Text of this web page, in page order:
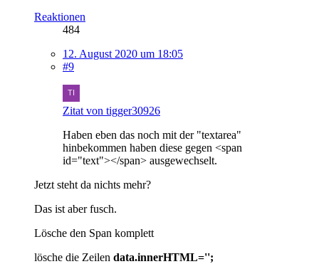
Reaktionen
484
12. August 2020 um 18:05
#9
Zitat von tigger30926
Haben eben das noch mit der "textarea"
hinbekommen haben diese gegen <span
id="text"></span> ausgewechselt.
Jetzt steht da nichts mehr?
Das ist aber fusch.
Lösche den Span komplett
lösche die Zeilen data.innerHTML='';